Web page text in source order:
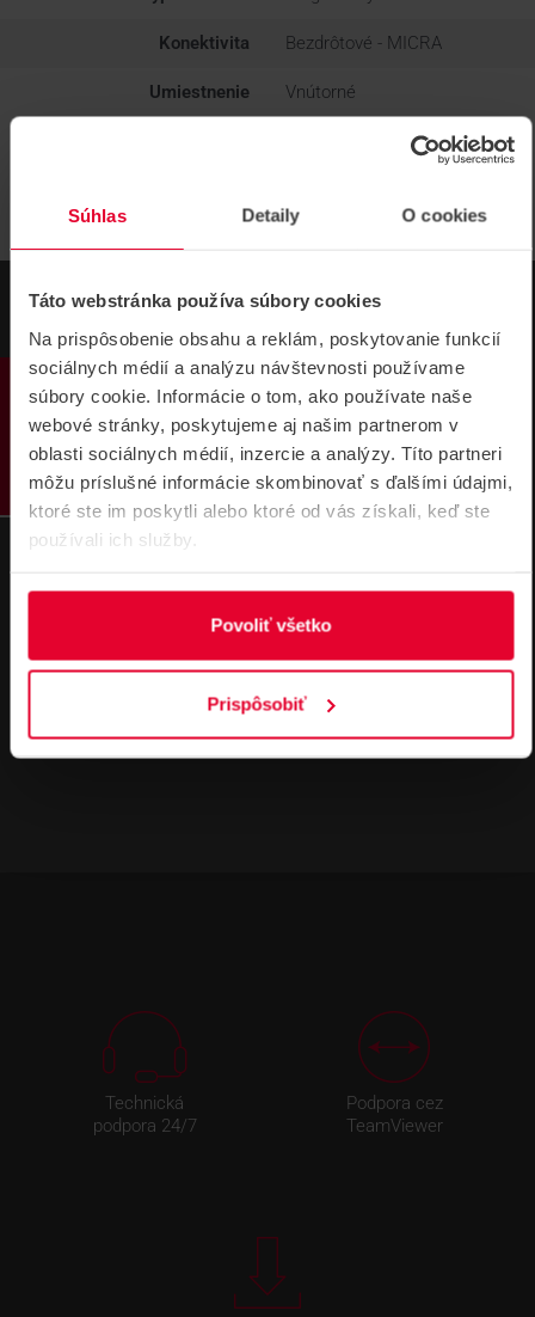
Súhlas Detaily O cookies
Táto webstránka používa súbory cookies
Na prispôsobenie obsahu a reklám, poskytovanie funkcií
sociálnych médií a analýzu návštevnosti používame
súbory cookie. Informácie o tom, ako používate naše
webové stránky, poskytujeme aj našim partnerom v
oblasti sociálnych médií, inzercie a analýzy. Títo partneri
môžu príslušné informácie skombinovať s ďalšími údajmi,
ktoré ste im poskytli alebo ktoré od vás získali, keď ste
používali ich služby.
Povoliť všetko
Prispôsobiť
PRODUKTY
Konektivita Bezdrôtové - MICRA
Umiestnenie Vnútorné
NÁVODY A PODPORA
ický kontakt Všeobecná príručka
Technická
podpora 24/7
Podpora cez
TeamViewer